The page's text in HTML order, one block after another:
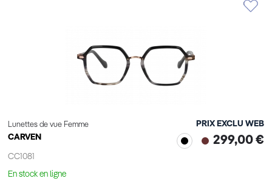
Lunettes de vue Femme
CARVEN
CC1081
PRIX EXCLU WEB
299,00 €
En stock en ligne